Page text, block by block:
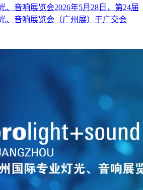
、音响展览会2026年5月28日，第24届
、音响展览会（广州展）于广交会